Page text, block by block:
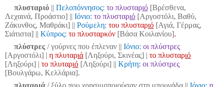
πλυσταριό || Πελοπόννησος: το πλυσταριό [Βρέσθενα,
Λεχαινά, Προάστιο] || Ιόνιο: το πλυσταριό [Αργοστόλι, Βαθύ,
Ζάκυνθος, Μαθράκι] || Ρούμελη: του πλυσταριό [Αγιά, Γέρμας,
Σιάτιστα] || Κύπρος: το πλυσταρκόν [Βάσα Κοιλανίου].
πλύστρες/ γούρνες που έπλεναν || Ιόνιο: οι πλύστρες
[Αργοστόλι] | η πλυταριά [Ληξούρι, Σκινέας] | το πλυσταριό
[Ληξούρι] | το πλυταριό [Ληξούρι] || Κρήτη: οι πλύστρες
[Βουλγάρω, Κελλάρια].